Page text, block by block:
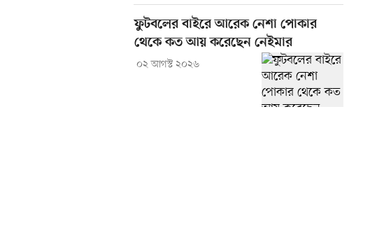
ফুটবলের বাইরে আরেক নেশা পোকার
থেকে কত আয় করেছেন নেইমার
০২ আগস্ট ২০২৬